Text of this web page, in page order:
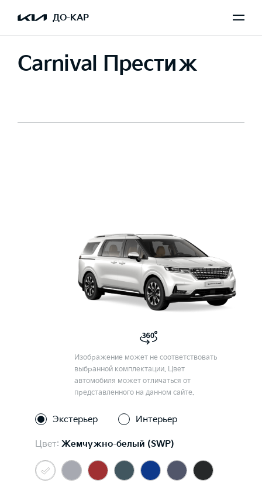
ДО-КАР
Carnival Престиж
Изображение может не соответствовать
выбранной комплектации. Цвет
автомобиля может отличаться от
представленного на данном сайте.
Экстерьер Интерьер
Цвет: Жемчужно-белый (SWP)